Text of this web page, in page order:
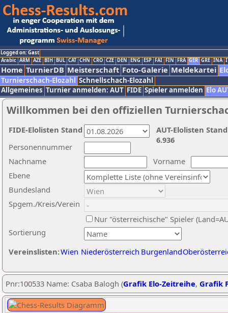
Logged on: Gast
Arabic ARM AZE BIH BUL CAT CHN CRO CZE DEN ENG ESP FAI FIN FRA GER GRE INA
Home TurnierDB Meisterschaft Foto-Galerie Meldekartei
Turnierschach-Elozahl Schnellschach-Elozahl
Allgemeines Turnier anmelden: AUT FIDE Spieler anmelden Elo
Willkommen bei den offiziellen
Nachname
Vorname
Ebene
Sortierung
Personennummer
Bundesland
Spgem./Kreis/Verein
Nur "österreichische" Spieler
Vereinslisten:Wien Niederösterreich Burgenland
AUT-Elolisten
6.936
FIDE-Elolisten Stand
Pnr:100533 Name: Csaba Balogh (Grafik Elo-Zeitreihe, Grafik